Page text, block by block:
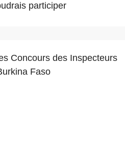
participer
Concours des Inspecteurs
Faso